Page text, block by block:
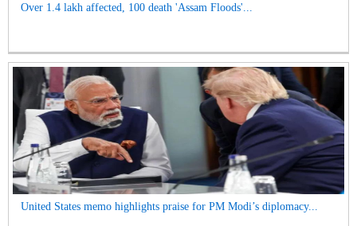
Over 1.4 lakh affected, 100 death 'Assam Floods'...
United States memo highlights praise for PM Modi’s diplomacy...